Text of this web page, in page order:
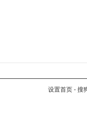
设置首页 - 搜